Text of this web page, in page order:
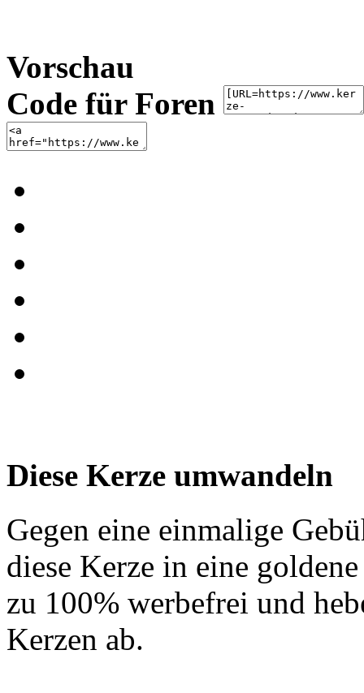
Vorschau
Code für Foren
Diese Kerze umwandeln
Gegen eine einmalige
diese Kerze in eine
zu 100% werbefrei und
Kerzen ab.